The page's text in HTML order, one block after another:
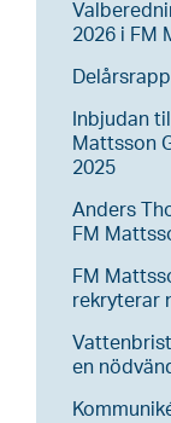
2026 i FM
Inbjudan
Mattsson
2025
Anders
FM
FM
rekryterar
en